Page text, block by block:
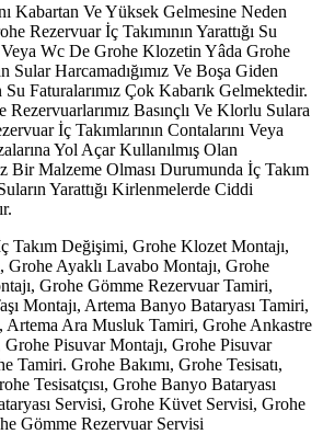
Kabartan Ve Yüksek Gelmesine Neden
Rezervuar İç Takımının Yarattığı Su
Veya Wc De Grohe Klozetin Yâda Grohe
Sular Harcamadığımız Ve Boşa Giden
Faturalarımız Çok Kabarık Gelmektedir.
Basınçlı Ve Klorlu Sulara
İç Takımlarının Contalarını Veya
Yol Açar Kullanılmış Olan
Bir Malzeme Olması Durumunda İç Takım
Yarattığı Kirlenmelerde Ciddi
Takım Değişimi, Grohe Klozet Montajı,
Grohe Ayaklı Lavabo Montajı, Grohe
Grohe Gömme Rezervuar Tamiri,
Montajı, Artema Banyo Bataryası Tamiri,
Ara Musluk Tamiri, Grohe Ankastre
Grohe Pisuvar Montajı, Grohe Pisuvar
Tamiri. Grohe Bakımı, Grohe Tesisatı,
Tesisatçısı, Grohe Banyo Bataryası
Servisi, Grohe Küvet Servisi, Grohe
Gömme Rezervuar Servisi